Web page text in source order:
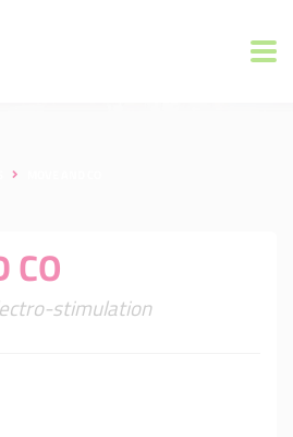
CO
stimulation